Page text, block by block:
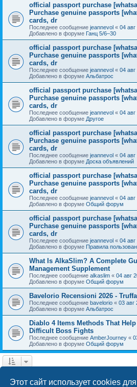
Этот сайт использует cookies для
official passport purchase
Purchase genuine passports
cards, dr
Последнее сообщение jeannevol « 04 авг
Добавлено в форуме Ганц 5/6–30
official passport purchase
Purchase genuine passports
cards, dr
Последнее сообщение jeannevol « 04
Добавлено в форуме Альбатрос
official passport purchase
Purchase genuine passports
cards, dr
Последнее сообщение jeannevol « 04
Добавлено в форуме Другое
official passport purchase
Purchase genuine passports
cards, dr
Последнее сообщение jeannevol « 04
Добавлено в форуме Доска объявлений
official passport purchase
Purchase genuine passports
cards, dr
Последнее сообщение jeannevol « 04
Добавлено в форуме Общий форум
official passport purchase
Purchase genuine passports
cards, dr
Последнее сообщение jeannevol « 04
Добавлено в форуме Правила
What Is AlkaSlim? A Complete
Management Supplement
Последнее сообщение alkaslim « 04 авг
Добавлено в форуме Общий форум
Bavelorio Recensioni 2026 -
Последнее сообщение bavelorio « 03 авг
Добавлено в форуме Альбатрос
Diablo 4 Items Methods That
Difficult Boss Fights
Последнее сообщение AmberJourney «
Добавлено в форуме Общий форум